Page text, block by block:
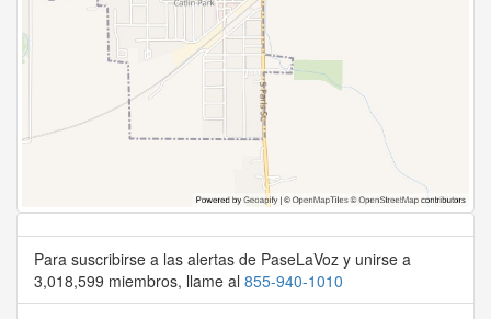
Para suscribirse a las alertas de PaseLaVoz y unirse a
3,018,599 miembros, llame al 855-940-1010